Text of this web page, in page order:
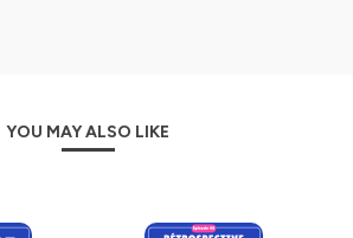
des séries des années 90 (vous
YOU MAY ALSO LIKE